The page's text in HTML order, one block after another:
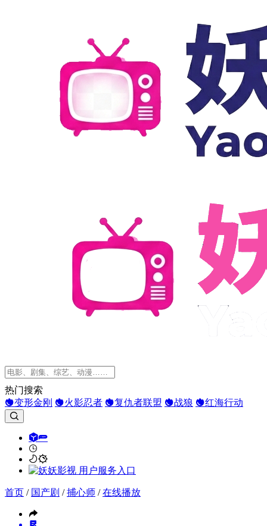
热门搜索
变形金刚
火影忍者 复仇者联盟 战狼 红海行动
首页 / 国产剧 /捕心师 /在线播放